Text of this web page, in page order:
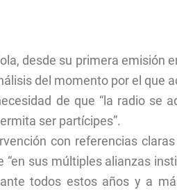
desde su primera emisión
del momento por el que
de que “la radio se
ser partícipes”.
con referencias
“en sus múltiples alianzas
todos estos años y a